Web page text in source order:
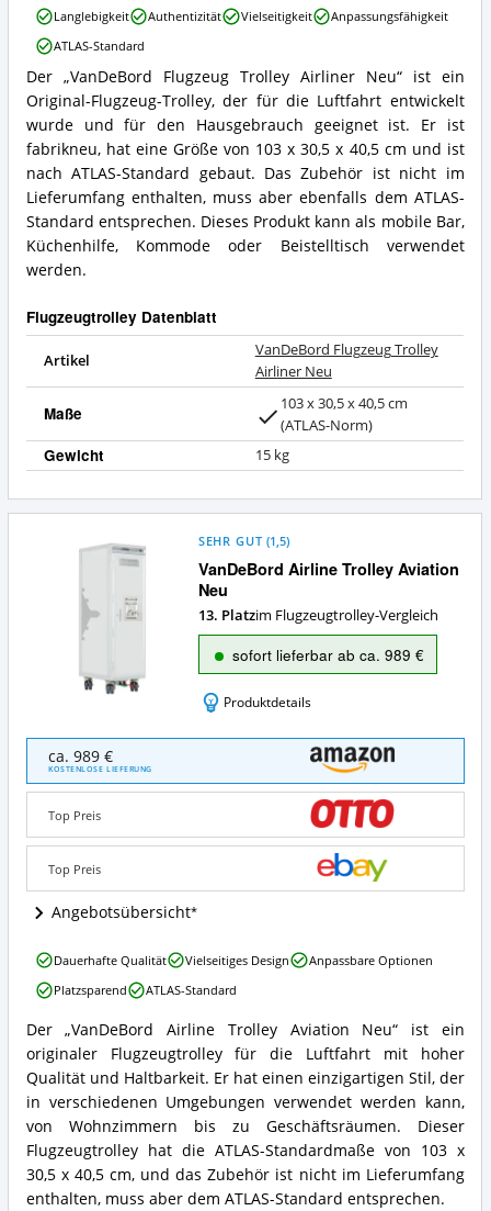
VanDeBord
Flugzeug
Trolley
Airliner
Neu
Zusammenfassung:
Was
bietet
Flugzeugtrolley?
Der „VanDeBord Flugzeug Trolley Airliner Neu“ ist ein
Original-Flugzeug-Trolley, der für die Luftfahrt entwickelt
wurde und für den Hausgebrauch geeignet ist. Er ist
fabrikneu, hat eine Größe von 103 x 30,5 x 40,5 cm und ist
nach ATLAS-Standard gebaut. Das Zubehör ist nicht im
Lieferumfang enthalten, muss aber ebenfalls dem ATLAS-
Standard entsprechen. Dieses Produkt kann als mobile Bar,
Küchenhilfe, Kommode oder Beistelltisch verwendet
werden.
Flugzeugtrolley Datenblatt
Artikel
VanDeBord Flugzeug Trolley
Airliner Neu
Maße
103 x 30,5 x 40,5 cm
(ATLAS-Norm)
Gewicht 15 kg
VanDeBord
Flugzeug
Trolley
Airliner
Neu
Vorteile:
Was
spricht
für
Flugzeugtrolley?
Langlebigkeit Authentizität Vielseitigkeit
Anpassungsfähigkeit
ATLAS-Standard
VanDeBord Airline Trolley Aviation
Neu
SEHR GUT (1,5)
13. Platzim Flugzeugtrolley-Vergleich
sofort lieferbar ab ca. 989 €
Produktdetails
VanDeBord
Airline
Trolley
Aviation
Neu
Angebote:
ist
Flugzeugtrolley
erhältlich?
ca. 989 €
KOSTENLOSE LIEFERUNG
Top Preis
Top Preis
Angebotsübersicht
VanDeBord
Airline
Trolley
Aviation
Zusammenfassung:
Was
bietet
Flugzeugtrolley?
Der „VanDeBord Airline Trolley Aviation Neu“ ist ein
originaler Flugzeugtrolley für die Luftfahrt mit hoher
Qualität und Haltbarkeit. Er hat einen einzigartigen Stil, der
in verschiedenen Umgebungen verwendet werden kann,
von Wohnzimmern bis zu Geschäftsräumen. Dieser
Flugzeugtrolley hat die ATLAS-Standardmaße von 103 x
30,5 x 40,5 cm, und das Zubehör ist nicht im Lieferumfang
enthalten, muss aber dem ATLAS-Standard entsprechen.
VanDeBord
Airline
Trolley
Neu
Vorteile:
Was
spricht
für
Flugzeugtrolley?
Dauerhafte Qualität Vielseitiges Design
Anpassbare Optionen
Platzsparend
ATLAS-Standard